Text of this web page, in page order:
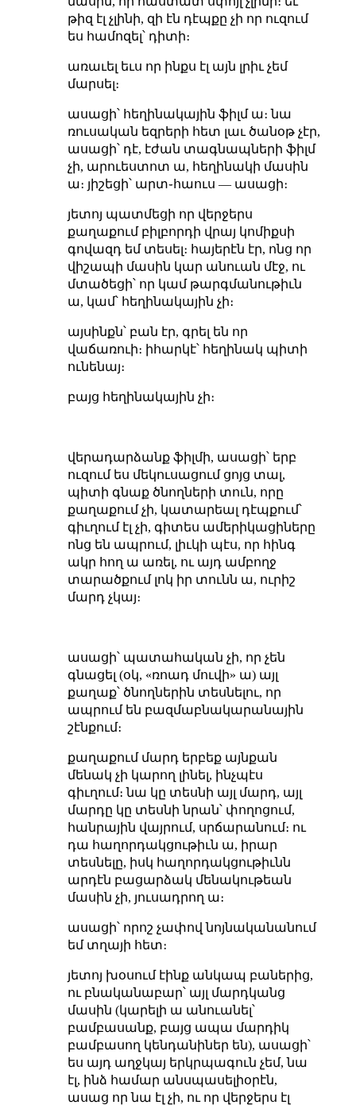
թիզ էլ չլինի, զի էն դէպքը չի որ ուզում
ես համոզել՝ դիտի։
առաւել եւս որ ինքս էլ այն լրիւ չեմ
մարսել։
ասացի՝ հեղինակային ֆիլմ ա։ նա
ռուսական եզրերի հետ լաւ ծանօթ չէր,
ասացի՝ դէ, էժան տագնապների ֆիլմ
չի, արուեստոտ ա, հեղինակի մասին
ա։ յիշեցի՝ արտ֊հաուս — ասացի։
յետոյ պատմեցի որ վերջերս
քաղաքում բիլբորդի վրայ կոմիքսի
գովազդ եմ տեսել։ հայերէն էր, ոնց որ
վիշապի մասին կար անուան մէջ, ու
մտածեցի՝ որ կամ թարգմանութիւն
ա, կամ՝ հեղինակային չի։
այսինքն՝ բան էր, գրել են որ
վաճառուի։ իհարկէ՝ հեղինակ պիտի
ունենայ։
բայց հեղինակային չի։
վերադարձանք ֆիլմի, ասացի՝ երբ
ուզում ես մեկուսացում ցոյց տալ,
պիտի գնաք ծնողների տուն, որը
քաղաքում չի, կատարեալ դէպքում՝
գիւղում էլ չի, գիտես ամերիկացիները
ոնց են ապրում, լիւկի պէս, որ հինգ
ակր հող ա առել, ու այդ ամբողջ
տարածքում լոկ իր տունն ա, ուրիշ
մարդ չկայ։
ասացի՝ պատահական չի, որ չեն
գնացել (օկ, «ռոադ մուվի» ա) այլ
քաղաք՝ ծնողներին տեսնելու, որ
ապրում են բազմաբնակարանային
շէնքում։
քաղաքում մարդ երբեք այնքան
մենակ չի կարող լինել, ինչպէս
գիւղում։ նա կը տեսնի այլ մարդ, այլ
մարդը կը տեսնի նրան՝ փողոցում,
հանրային վայրում, սրճարանում։ ու
դա հաղորդակցութիւն ա, իրար
տեսնելը, իսկ հաղորդակցութիւնն
արդէն բացարձակ մենակութեան
մասին չի, յուսադրող ա։
ասացի՝ որոշ չափով նոյնականանում
եմ տղայի հետ։
յետոյ խօսում էինք անկապ բաներից,
ու բնականաբար՝ այլ մարդկանց
մասին (կարելի ա անուանել՝
բամբասանք, բայց ապա մարդիկ
բամբասող կենդանիներ են), ասացի՝
ես այդ աղջկայ երկրպագուն չեմ, նա
էլ, ինձ համար անսպասելիօրէն,
ասաց որ նա էլ չի, ու որ վերջերս էլ